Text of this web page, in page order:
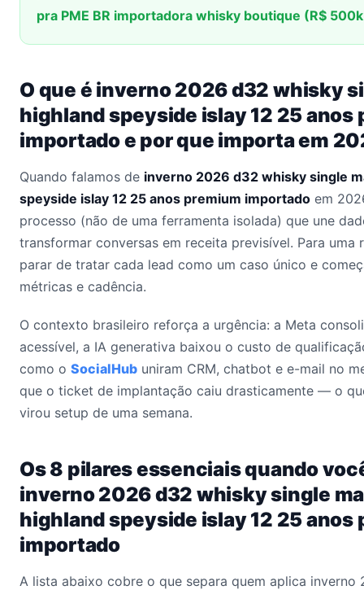
pra PME BR importadora whisky boutique (R$
O que é inverno 2026 d32 whisky
highland speyside islay 12 25 anos
importado e por que importa em
Quando falamos de inverno 2026 d32 whisky single
speyside islay 12 25 anos premium importado em
processo (não de uma ferramenta isolada) que une
transformar conversas em receita previsível. Para uma
parar de tratar cada lead como um caso único e
métricas e cadência.
O contexto brasileiro reforça a urgência: a Meta
acessível, a IA generativa baixou o custo de
como o SocialHub uniram CRM, chatbot e e-mail no
que o ticket de implantação caiu drasticamente — o
virou setup de uma semana.
Os 8 pilares essenciais quando
inverno 2026 d32 whisky single
highland speyside islay 12 25 anos
importado
A lista abaixo cobre o que separa quem aplica